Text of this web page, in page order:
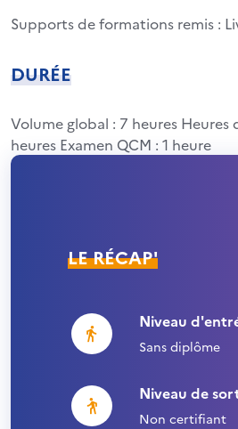
Supports de formations remis :
DURÉE
Volume global : 7 heures Heures
heures Examen QCM : 1 heure
LE RÉCAP'
Niveau
Sans diplôme
Niveau de
Non certifiant